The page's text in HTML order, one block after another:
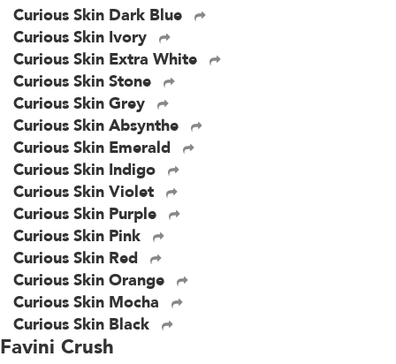
Curious Skin Dark Blue
Curious Skin Ivory
Curious Skin Extra White
Curious Skin Stone
Curious Skin Grey
Curious Skin Absynthe
Curious Skin Emerald
Curious Skin Indigo
Curious Skin Violet
Curious Skin Purple
Curious Skin Pink
Curious Skin Red
Curious Skin Orange
Curious Skin Mocha
Curious Skin Black
Favini Crush